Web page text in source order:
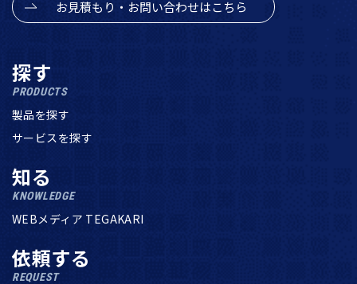
お見積もり・お問い合わせはこちら
探す
PRODUCTS
製品を探す
サービスを探す
知る
KNOWLEDGE
WEBメディア TEGAKARI
依頼する
REQUEST